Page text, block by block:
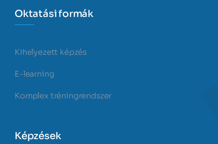
Oktatási formák
Kihelyezett képzés
E-learning
Komplex tréningrendszer
Képzések